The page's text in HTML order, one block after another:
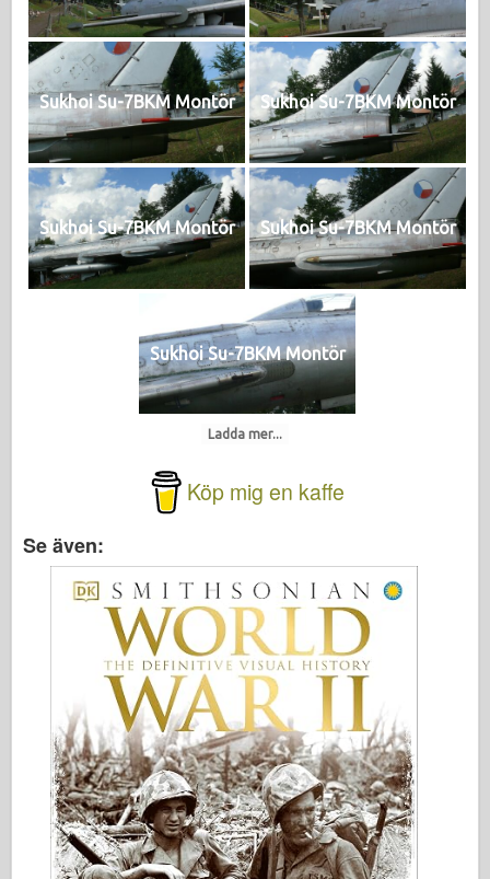
Sukhoi Su-7BKM Montör Sukhoi Su-7BKM Montör
Sukhoi Su-7BKM Montör Sukhoi Su-7BKM Montör
Sukhoi Su-7BKM Montör
Ladda mer...
Köp mig en kaffe
Se även: